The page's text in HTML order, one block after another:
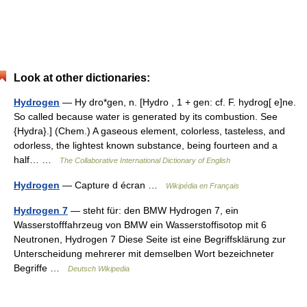
Look at other dictionaries:
Hydrogen — Hy dro*gen, n. [Hydro , 1 + gen: cf. F. hydrog[ e]ne.
So called because water is generated by its combustion. See
{Hydra}.] (Chem.) A gaseous element, colorless, tasteless, and
odorless, the lightest known substance, being fourteen and a
half… …
The Collaborative International Dictionary of English
Hydrogen — Capture d écran … Wikipédia en Français
Hydrogen 7 — steht für: den BMW Hydrogen 7, ein
Wasserstofffahrzeug von BMW ein Wasserstoffisotop mit 6
Neutronen, Hydrogen 7 Diese Seite ist eine Begriffsklärung zur
Unterscheidung mehrerer mit demselben Wort bezeichneter
Begriffe …
Deutsch Wikipedia